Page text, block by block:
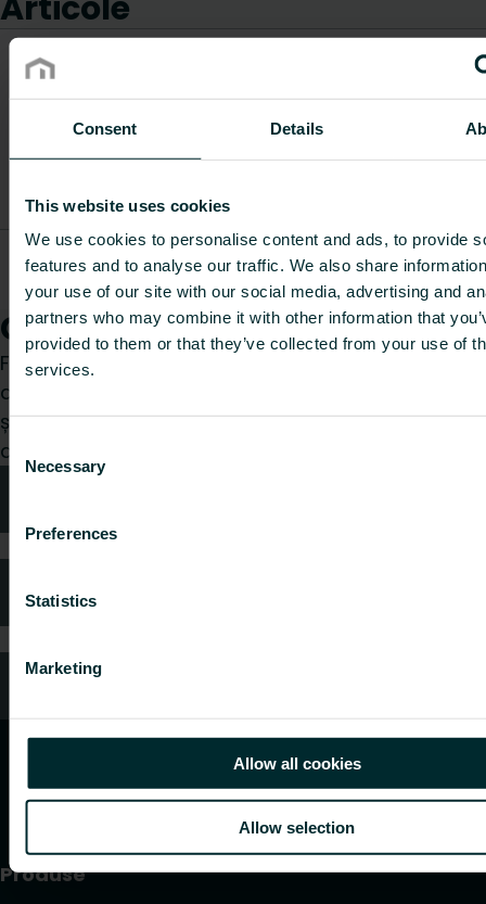
Consent Details
This website uses cookies
We use cookies to personalise content and ads, to provide
features and to analyse our traffic. We also share
your use of our site with our social media, advertising and
partners who may combine it with other information that
provided to them or that they’ve collected from your use of
services.
Consent
Selection
Necessary
Preferences
Statistics
Marketing
Allow all cookies
Allow selection
Cod articol
[kg]
carbon/kg
echivalent
FBSOTHEFB5007800
Conduit
pipe
covers
2 -
Cum vă putem ajuta?
Fie că sunteți un instalator, arhitect, proiectant,
distribuitor sau utilizator final, alegeți o categorie
și vom fi bucuroși să ne ocupăm de cererea
dumneavoastră.
Întrebări frecvente
Servicii clienți
Produse